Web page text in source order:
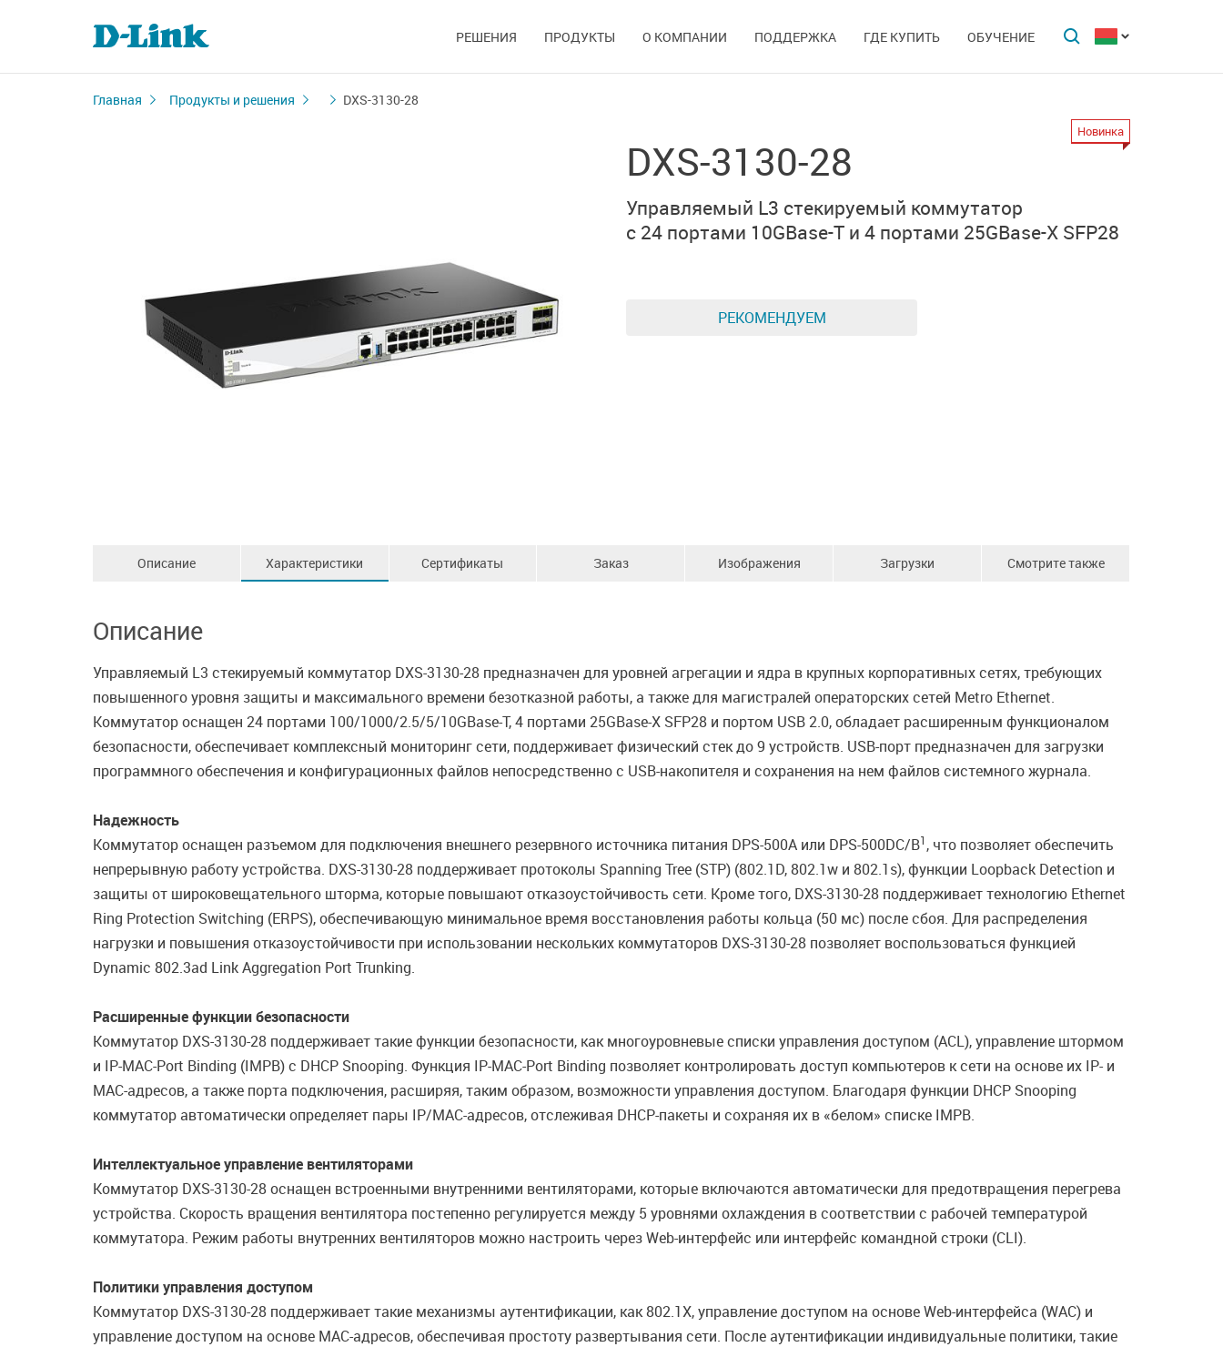
РЕШЕНИЯ ПРОДУКТЫ О КОМПАНИИ ПОДДЕРЖКА ГДЕ КУПИТЬ ОБУЧЕНИЕ
Главная Продукты и решения DXS-3130-28
DXS-3130-28
Новинка
Управляемый L3 стекируемый коммутатор
с 24 портами 10GBase-T и 4 портами 25GBase-X SFP28
РЕКОМЕНДУЕМ
Описание Характеристики Сертификаты Заказ Изображения Загрузки Смотрите также
Описание
Управляемый L3 стекируемый коммутатор DXS-3130-28 предназначен для уровней агрегации и ядра в крупных корпоративных сетях, требующих
повышенного уровня защиты и максимального времени безотказной работы, а также для магистралей операторских сетей Metro Ethernet.
Коммутатор оснащен 24 портами 100/1000/2.5/5/10GBase-T, 4 портами 25GBase-X SFP28 и портом USB 2.0, обладает расширенным функционалом
безопасности, обеспечивает комплексный мониторинг сети, поддерживает физический стек до 9 устройств. USB-порт предназначен для загрузки
программного обеспечения и конфигурационных файлов непосредственно с USB-накопителя и сохранения на нем файлов системного журнала.
Надежность
Коммутатор оснащен разъемом для подключения внешнего резервного источника питания DPS-500A или DPS-500DC/B1 , что позволяет обеспечить
непрерывную работу устройства. DXS-3130-28 поддерживает протоколы Spanning Tree (STP) (802.1D, 802.1w и 802.1s), функции Loopback Detection и
защиты от широковещательного шторма, которые повышают отказоустойчивость сети. Кроме того, DXS-3130-28 поддерживает технологию Ethernet
Ring Protection Switching (ERPS), обеспечивающую минимальное время восстановления работы кольца (50 мс) после сбоя. Для распределения
нагрузки и повышения отказоустойчивости при использовании нескольких коммутаторов DXS-3130-28 позволяет воспользоваться функцией
Dynamic 802.3ad Link Aggregation Port Trunking.
Расширенные функции безопасности
Коммутатор DXS-3130-28 поддерживает такие функции безопасности, как многоуровневые списки управления доступом (ACL), управление штормом
и IP-MAC-Port Binding (IMPB) с DHCP Snooping. Функция IP-MAC-Port Binding позволяет контролировать доступ компьютеров к сети на основе их IP- и
MAC-адресов, а также порта подключения, расширяя, таким образом, возможности управления доступом. Благодаря функции DHCP Snooping
коммутатор автоматически определяет пары IP/MAC-адресов, отслеживая DHCP-пакеты и сохраняя их в «белом» списке IMPB.
Интеллектуальное управление вентиляторами
Коммутатор DXS-3130-28 оснащен встроенными внутренними вентиляторами, которые включаются автоматически для предотвращения перегрева
устройства. Скорость вращения вентилятора постепенно регулируется между 5 уровнями охлаждения в соответствии с рабочей температурой
коммутатора. Режим работы внутренних вентиляторов можно настроить через Web-интерфейс или интерфейс командной строки (CLI).
Политики управления доступом
Коммутатор DXS-3130-28 поддерживает такие механизмы аутентификации, как 802.1X, управление доступом на основе Web-интерфейса (WAC) и
управление доступом на основе MAC-адресов, обеспечивая простоту развертывания сети. После аутентификации индивидуальные политики, такие